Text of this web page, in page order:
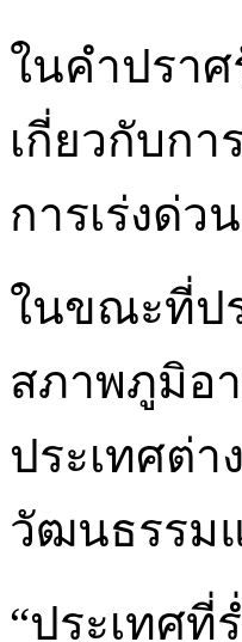
ในคำปรา
เกี่ยวกับก
การเร่งด่ว
ในขณะที่ป
สภาพภูมิอ
ประเทศต่า
วัฒนธรรม
“ประเทศ